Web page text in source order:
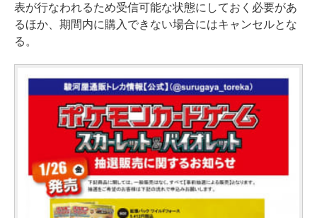
表が行なわれるため受信可能な状態にしておく必要があ
るほか、期間内に購入できない場合にはキャンセルとな
る。